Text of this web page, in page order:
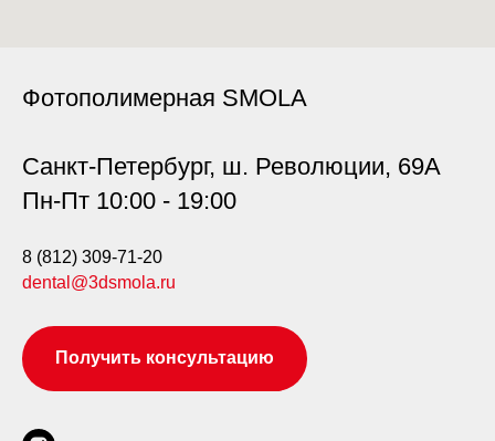
Фотополимерная SMOLA
Санкт-Петербург, ш. Революции, 69А
Пн-Пт 10:00 - 19:00
8 (812) 309-71-20
dental@3dsmola.ru
Получить консультацию